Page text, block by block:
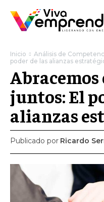
Inicio Análisis de
poder de las alianzas
juntos: El
alianzas
Publicado por Ricardo